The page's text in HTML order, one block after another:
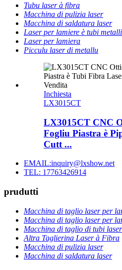
Tubu laser à fibra
Macchina di pulizia laser
Macchina di saldatura laser
Laser per lamiere è tubi
Laser per lamiera
Picculu laser di metallu
Inchiesta
LX3015CT
LX3015CT CNC
Fogliu Piastra è
Cutt ...
EMAIL:inquiry@lxshow.net
TEL: 17763426914
prudutti
Macchina di taglio laser per
Macchina di taglio laser per
Macchina di taglio di tubi
Altra Taglierina Laser à Fibra
Macchina di pulizia laser
Macchina di saldatura laser